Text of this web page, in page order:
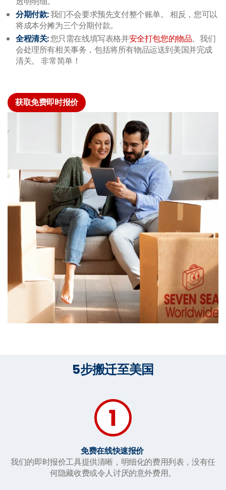
分期付款:我们不会要求预先支付整个账单。 相反，您可以
将成本分摊为三个分期付款。
全程清关:您只需在线填写表格并安全打包您的物品。我们
会处理所有相关事务，包括将所有物品运送到美国并完成
清关。 非常简单！
获取免费即时报价
5步搬迁至美国
免费在线快速报价
我们的即时报价工具提供清晰，明细化的费用列表，没有任
何隐藏收费或令人讨厌的意外费用。